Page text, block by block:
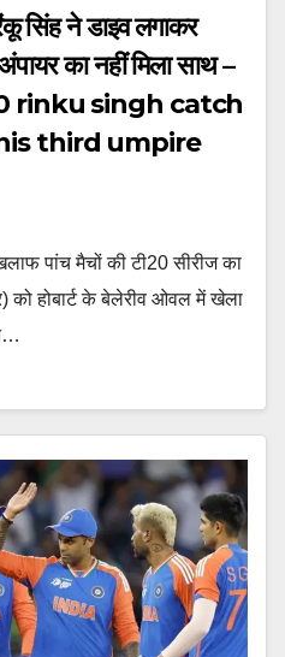
सिंह ने डाइव लगाकर
का नहीं मिला साथ –
rinku singh catch
third umpire
पांच मैचों की टी20 सीरीज का
को होबार्ट के बेलेरीव ओवल में खेला